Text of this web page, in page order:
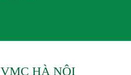
VMC HÀ NỘI